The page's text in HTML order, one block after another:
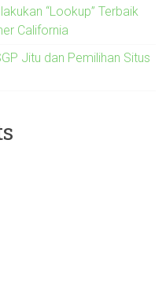
“Lookup” Terbaik
California
Jitu dan Pemilihan Situs